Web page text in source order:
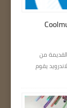
من
يقوم